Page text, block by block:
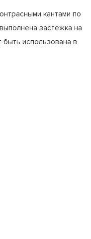
кантами по
застежка на
быть использована в